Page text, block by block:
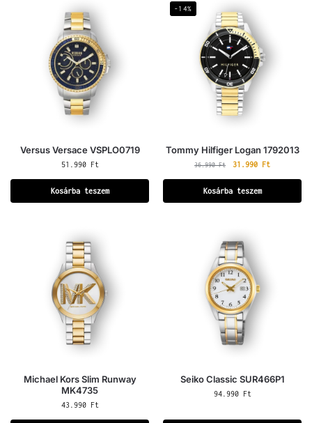
Versus Versace VSPLO0719
51.990 Ft
Kosárba teszem
-14%
Tommy Hilfiger Logan 1792013
36.990Ft 31.990 Ft
Kosárba teszem
Michael Kors Slim Runway
MK4735
43.990 Ft
Seiko Classic SUR466P1
94.990 Ft